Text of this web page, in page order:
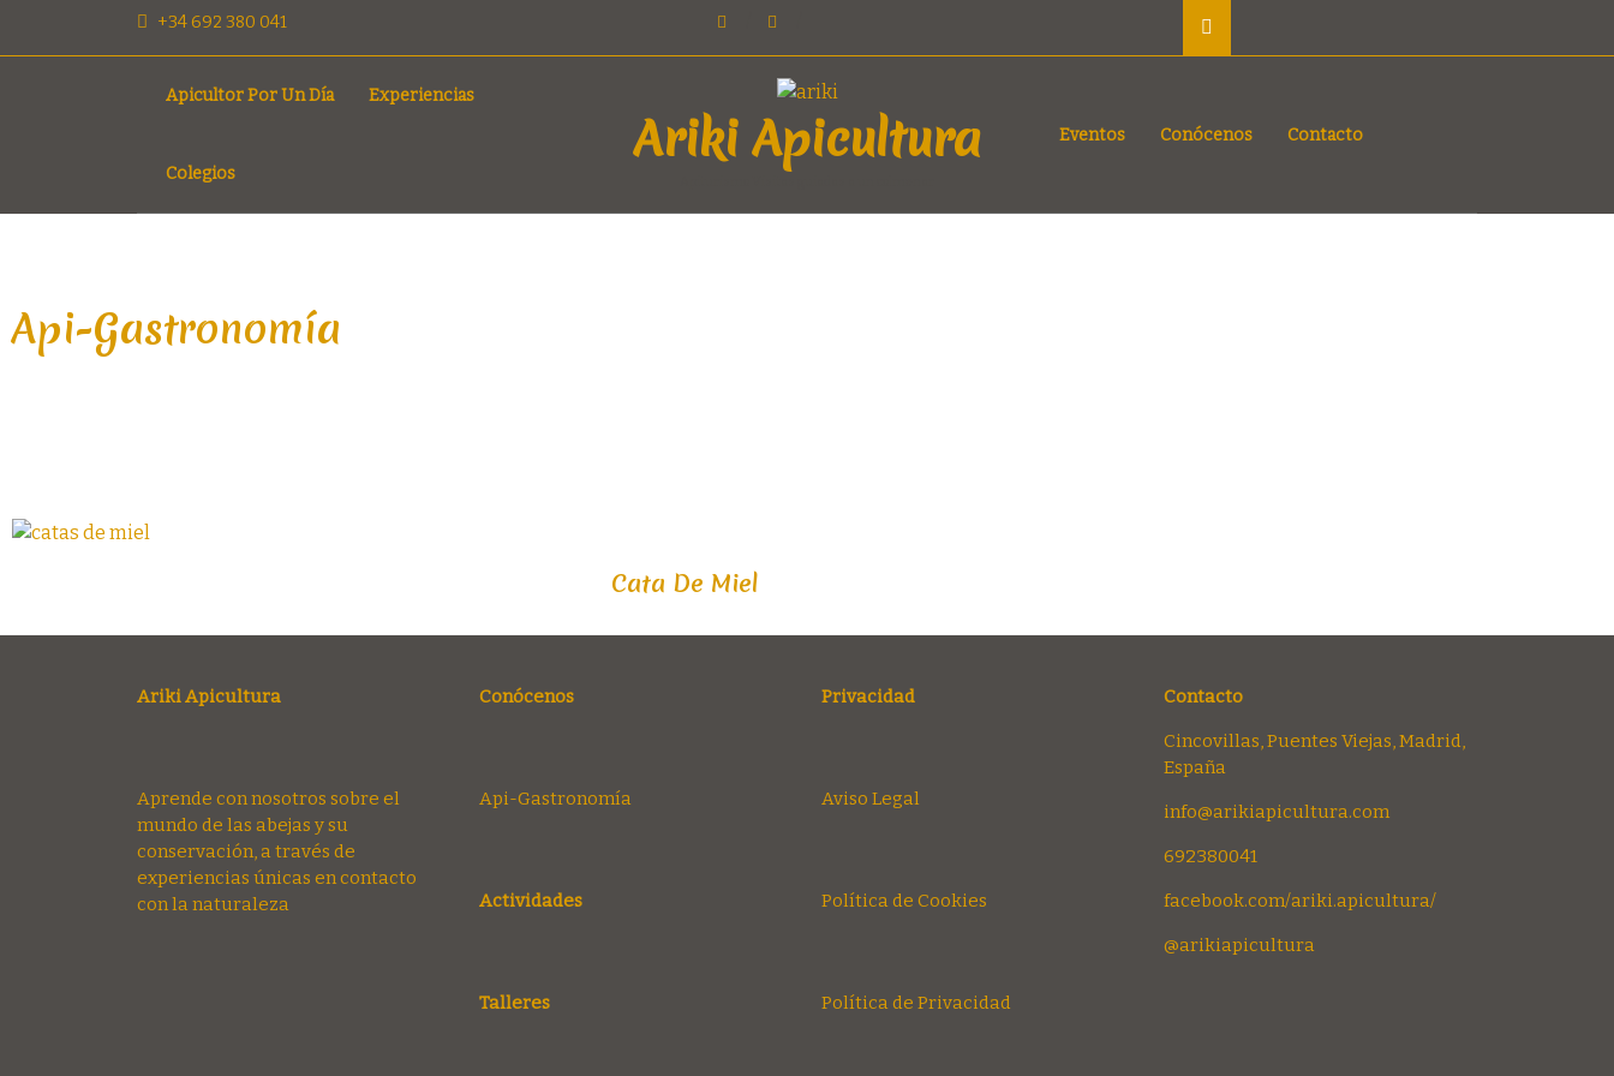
+34 692 380 041
Apicultor Por Un Día Experiencias
Colegios
Ariki Apicultura Eventos Conócenos Contacto
Api-Gastronomía
Cata De Miel
Ariki Apicultura
Aprende con nosotros sobre el
mundo de las abejas y su
conservación, a través de
experiencias únicas en contacto
con la naturaleza
Conócenos
Api-Gastronomía
Actividades
Talleres
Privacidad
Aviso Legal
Política de Cookies
Política de Privacidad
Contacto
Cincovillas, Puentes Viejas, Madrid,
España
info@arikiapicultura.com
692380041
facebook.com/ariki.apicultura/
@arikiapicultura